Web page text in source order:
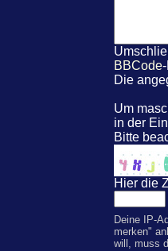
BBCode
Die
Um
in der
Bitte
Hier die
Deine IP-
merken"
will, muss